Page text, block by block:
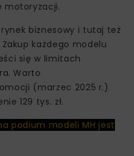
motoryzacji.
biznesowy i tutaj też
każdego modelu
się w limitach
Warto
(marzec 2025 r.)
129 tys. zł.
podium modeli MH jest